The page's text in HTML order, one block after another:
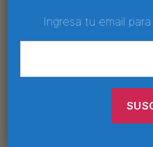
cuarto lugar de su
siempre sí son
Me gustó el 11
Ingresa tu email